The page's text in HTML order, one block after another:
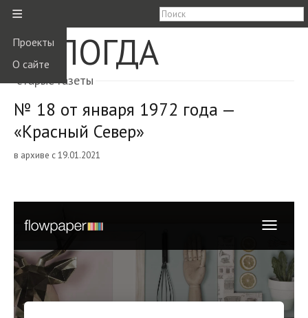
≡
Проекты
О сайте
ВОЛОГДА
старые газеты
№ 18 от января 1972 года —
«Красный Север»
в архиве с 19.01.2021